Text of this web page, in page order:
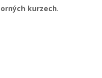
kurzech.